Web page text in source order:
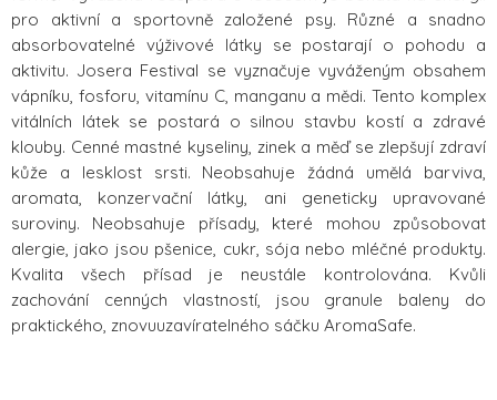
pro aktivní a sportovně založené psy. Různé a snadno
absorbovatelné výživové látky se postarají o pohodu a
aktivitu. Josera Festival se vyznačuje vyváženým obsahem
vápníku, fosforu, vitamínu C, manganu a mědi. Tento komplex
vitálních látek se postará o silnou stavbu kostí a zdravé
klouby. Cenné mastné kyseliny, zinek a měď se zlepšují zdraví
kůže a lesklost srsti. Neobsahuje žádná umělá barviva,
aromata, konzervační látky, ani geneticky upravované
suroviny. Neobsahuje přísady, které mohou způsobovat
alergie, jako jsou pšenice, cukr, sója nebo mléčné produkty.
Kvalita všech přísad je neustále kontrolována. Kvůli
zachování cenných vlastností, jsou granule baleny do
praktického, znovuuzavíratelného sáčku AromaSafe.